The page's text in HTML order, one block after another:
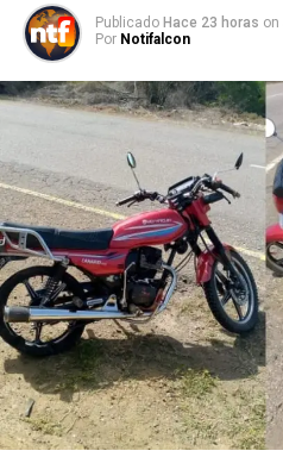
Publicado Hace 23 horas on
Por Notifalcon